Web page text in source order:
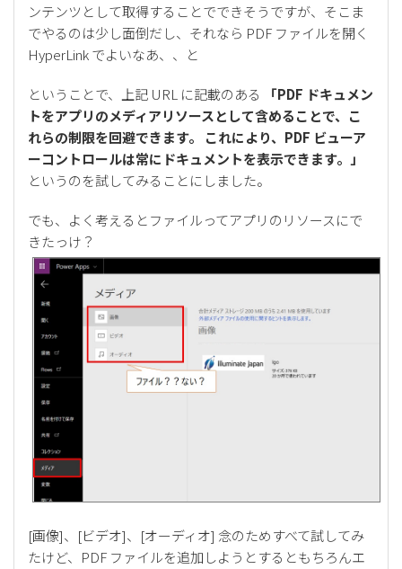
ンテンツとして取得することでできそうですが、そこま
でやるのは少し面倒だし、それなら PDF ファイルを開く
HyperLink でよいなあ、、と
ということで、上記 URL に記載のある
「PDF ドキュメン
トをアプリのメディアリソースとして含めることで、こ
れらの制限を回避できます。 これにより、PDF ビューア
ーコントロールは常にドキュメントを表示できます。」
というのを試してみることにしました。
でも、よく考えるとファイルってアプリのリソースにで
きたっけ？
[画像]、[ビデオ]、[オーディオ] 念のためすべて試してみ
たけど、PDF ファイルを追加しようとするともちろんエ